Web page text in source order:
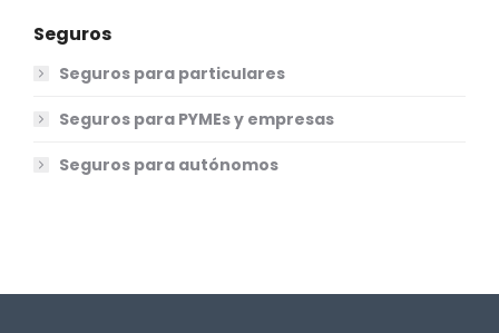
Seguros
Seguros para particulares
Seguros para PYMEs y empresas
Seguros para autónomos